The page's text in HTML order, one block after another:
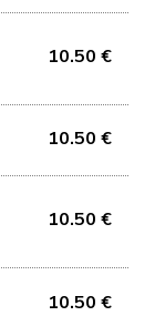
10.50 €
10.50 €
10.50 €
10.50 €